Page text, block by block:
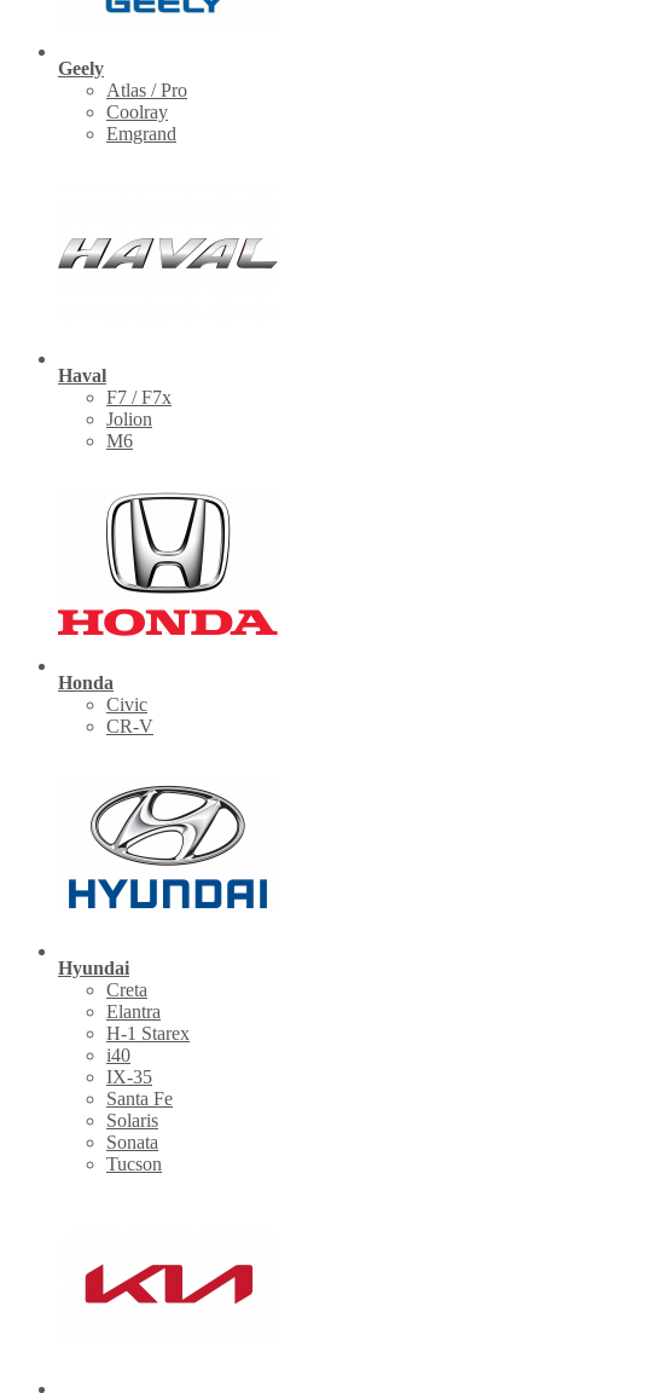
Geely
Atlas / Pro
Coolray
Emgrand
Haval
F7 / F7x
Jolion
M6
Honda
Civic
CR-V
Hyundai
Creta
Elantra
H-1 Starex
i40
IX-35
Santa Fe
Solaris
Sonata
Tucson